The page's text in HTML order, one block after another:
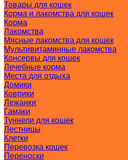
Товары для кошек
Корма и лакомства для кошек
Корма
Лакомства
Мясные лакомства для кошек
Мультивитаминные лакомства
Консервы для кошек
Лечебные корма
Места для отдыха
Домики
Коврики
Лежанки
Гамаки
Туннели для кошек
Лестницы
Клетки
Перевозка кошек
Переноски